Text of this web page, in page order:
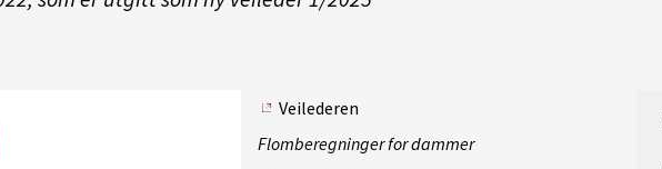
Veilederen
Flomberegninger for dammer